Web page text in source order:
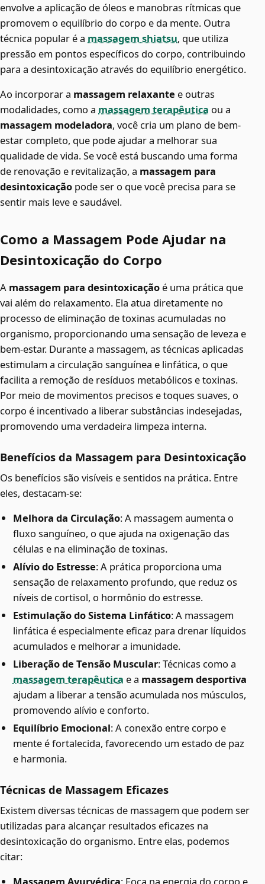
envolve a aplicação de óleos e manobras rítmicas que
promovem o equilíbrio do corpo e da mente. Outra
técnica popular é a massagem shiatsu, que utiliza
pressão em pontos específicos do corpo, contribuindo
para a desintoxicação através do equilíbrio energético.
Ao incorporar a massagem relaxante e outras
modalidades, como a massagem terapêutica ou a
massagem modeladora, você cria um plano de bem-
estar completo, que pode ajudar a melhorar sua
qualidade de vida. Se você está buscando uma forma
de renovação e revitalização, a massagem para
desintoxicação pode ser o que você precisa para se
sentir mais leve e saudável.
Como a Massagem Pode Ajudar na
Desintoxicação do Corpo
A massagem para desintoxicação é uma prática que
vai além do relaxamento. Ela atua diretamente no
processo de eliminação de toxinas acumuladas no
organismo, proporcionando uma sensação de leveza e
bem-estar. Durante a massagem, as técnicas aplicadas
estimulam a circulação sanguínea e linfática, o que
facilita a remoção de resíduos metabólicos e toxinas.
Por meio de movimentos precisos e toques suaves, o
corpo é incentivado a liberar substâncias indesejadas,
promovendo uma verdadeira limpeza interna.
Benefícios da Massagem para Desintoxicação
Os benefícios são visíveis e sentidos na prática. Entre
eles, destacam-se:
Melhora da Circulação: A massagem aumenta o
fluxo sanguíneo, o que ajuda na oxigenação das
células e na eliminação de toxinas.
Alívio do Estresse: A prática proporciona uma
sensação de relaxamento profundo, que reduz os
níveis de cortisol, o hormônio do estresse.
Estimulação do Sistema Linfático: A massagem
linfática é especialmente eficaz para drenar líquidos
acumulados e melhorar a imunidade.
Liberação de Tensão Muscular: Técnicas como a
massagem terapêutica e a massagem desportiva
ajudam a liberar a tensão acumulada nos músculos,
promovendo alívio e conforto.
Equilíbrio Emocional: A conexão entre corpo e
mente é fortalecida, favorecendo um estado de paz
e harmonia.
Técnicas de Massagem Eficazes
Existem diversas técnicas de massagem que podem ser
utilizadas para alcançar resultados eficazes na
desintoxicação do organismo. Entre elas, podemos
citar: